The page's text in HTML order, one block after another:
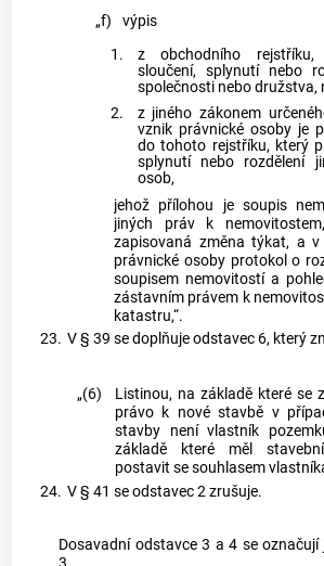
„f)
výpis
1.
z obchodního rejstříku,
sloučení, splynutí nebo
společnosti nebo družstva,
2.
z jiného zákonem
vznik právnické osoby je
do tohoto rejstříku, který
splynutí nebo rozdělení
osob,
jehož přílohou je soupis
jiných práv k
zapisovaná změna týkat, a v
právnické osoby protokol o
soupisem nemovitostí a
zástavním právem k
katastru,“.
23. V § 39 se doplňuje odstavec 6, který
„(6)
Listinou, na základě které se
právo k nové stavbě v
stavby není vlastník
základě které měl
postavit se souhlasem
24. V § 41 se odstavec 2 zrušuje.
Dosavadní odstavce 3 a 4 se